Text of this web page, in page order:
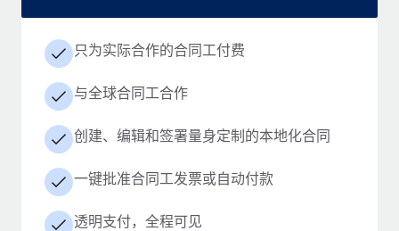
只为实际合作的合同工付费
与全球合同工合作
创建、编辑和签署量身定制的本地化合同
一键批准合同工发票或自动付款
透明支付，全程可见